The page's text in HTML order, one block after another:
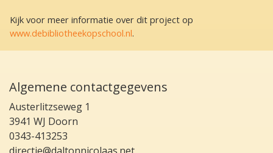
Kijk voor meer informatie over dit project op
www.debibliotheekopschool.nl.
Algemene contactgegevens
Austerlitzseweg 1
3941 WJ Doorn
0343-413253